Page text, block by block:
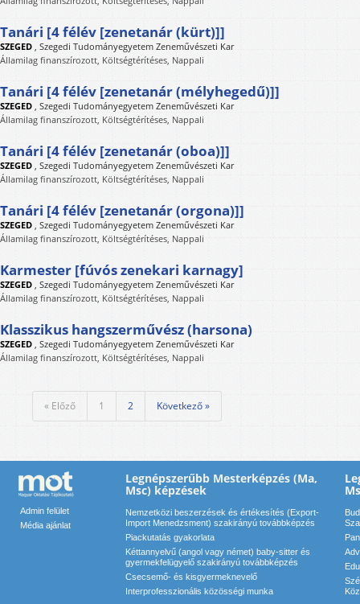
Tanári [4 félév [zenetanár (kürt)]]
SZEGED Szegedi Tudományegyetem Zeneművészeti Kar
Államilag finanszírozott, Költségtérítéses, Nappali
Tanári [4 félév [zenetanár (mélyhegedű)]]
SZEGED Szegedi Tudományegyetem Zeneművészeti Kar
Államilag finanszírozott, Költségtérítéses, Nappali
Tanári [4 félév [zenetanár (oboa)]]
SZEGED Szegedi Tudományegyetem Zeneművészeti Kar
Államilag finanszírozott, Költségtérítéses, Nappali
Tanári [4 félév [zenetanár (orgona)]]
SZEGED Szegedi Tudományegyetem Zeneművészeti Kar
Államilag finanszírozott, Költségtérítéses, Nappali
Karmester [fúvós zenekari karnagy]
SZEGED Szegedi Tudományegyetem Zeneművészeti Kar
Államilag finanszírozott, Költségtérítéses, Nappali
Klasszikus hangszerművész (harsona)
SZEGED Szegedi Tudományegyetem Zeneművészeti Kar
Államilag finanszírozott, Költségtérítéses, Nappali
« Előző 1 2 Következő »
Admin felület
Média ajánlat
Legnépszerűbb Mesterképzés (Ma,
Msc) képzések
Nemzetközi beszerzések és értékesítés (Export-
Import Menedzsment) szakirányú továbbképzés
Piackutatás gyakorlata
Kéttannyelvű (angol vagy német) baby-sitter és
gyermekfelügyelő szakirányú továbbképzés
Csecsemő- és kisgyermeknevelő
Interprofesszionális közösségi munka